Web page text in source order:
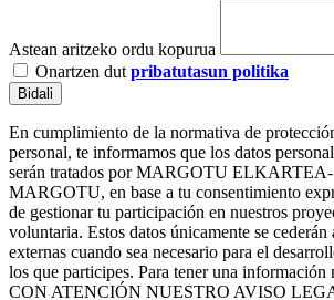
Astean aritzeko ordu kopurua
Onartzen dut pribatutasun politika
Bidali
En cumplimiento de la normativa de
personal, te informamos que los datos
serán tratados por MARGOTU
MARGOTU, en base a tu consentimiento
de gestionar tu participación en nuestros
voluntaria. Estos datos únicamente se cederán
externas cuando sea necesario para el
los que participes. Para tener una información
CON ATENCIÓN NUESTRO AVISO